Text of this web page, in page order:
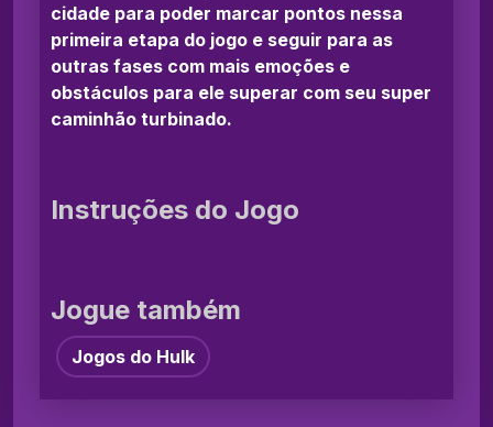
cidade para poder marcar pontos nessa
primeira etapa do jogo e seguir para as
outras fases com mais emoções e
obstáculos para ele superar com seu super
caminhão turbinado.
Instruções do Jogo
Jogue também
Jogos do Hulk